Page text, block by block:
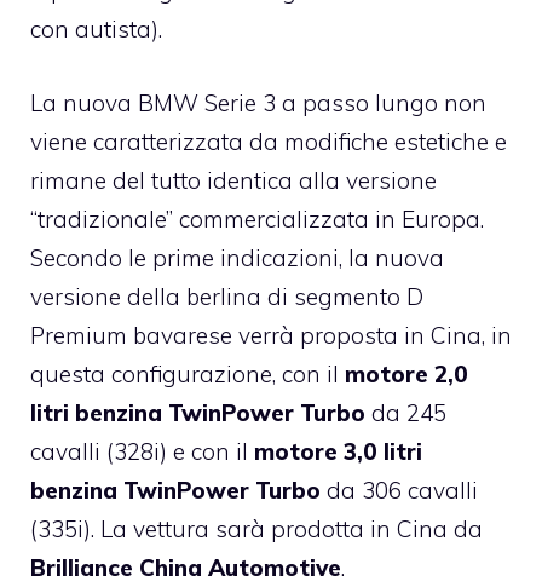
con autista).
La nuova BMW Serie 3 a passo lungo non
viene caratterizzata da modifiche estetiche e
rimane del tutto identica alla versione
“tradizionale” commercializzata in Europa.
Secondo le prime indicazioni, la nuova
versione della berlina di segmento D
Premium bavarese verrà proposta in Cina, in
questa configurazione, con il motore 2,0
litri benzina TwinPower Turbo da 245
cavalli (328i) e con il motore 3,0 litri
benzina TwinPower Turbo da 306 cavalli
(335i). La vettura sarà prodotta in Cina da
Brilliance China Automotive.